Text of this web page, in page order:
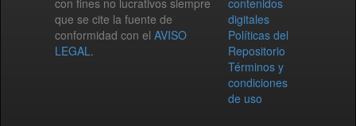
con fines no lucrativos siempre
que se cite la fuente de
conformidad con el AVISO
LEGAL.
contenidos
digitales
Políticas del
Repositorio
Términos y
condiciones
de uso